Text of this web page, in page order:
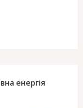
енергія